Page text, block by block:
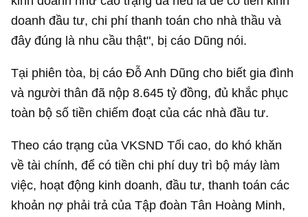
doanh đầu tư, chi phí thanh toán cho nhà thầu và
đây đúng là nhu cầu thật", bị cáo Dũng nói.
Tại phiên tòa, bị cáo Đỗ Anh Dũng cho biết gia đình
và người thân đã nộp8.645 tỷ đồng, đủ khắc phục
toàn bộ số tiền chiếm đoạt của các nhà đầu tư.
Theo cáo trạng của VKSND Tối cao, do khó khăn
về tài chính, để có tiền chi phí duy trì bộ máy làm
việc, hoạt động kinh doanh, đầu tư, thanh toán các
khoản nợ phải trả của Tập đoàn Tân Hoàng Minh,